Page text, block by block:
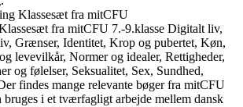
Klassesæt fra mitCFU
fra mitCFU 7.-9.klasse Digitalt liv,
Grænser, Identitet, Krop og pubertet, Køn,
levevilkår, Normer og idealer, Rettigheder,
og følelser, Seksualitet, Sex, Sundhed,
findes mange relevante bøger fra mitCFU
bruges i et tværfagligt arbejde mellem dansk